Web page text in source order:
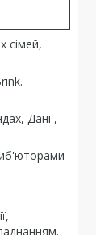
сімей,
Данії,